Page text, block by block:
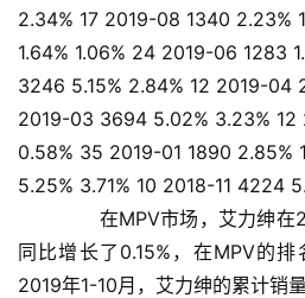
2.34% 17 2019-08 1340 2.23%
1.64% 1.06% 24 2019-06 1283
3246 5.15% 2.84% 12 2019-04
2019-03 3694 5.02% 3.23% 12
0.58% 35 2019-01 1890 2.85%
5.25% 3.71% 10 2018-11 4224
在MPV市场，艾力绅在
同比增长了0.15%，在MPV的排
2019年1-10月，艾力绅的累计销